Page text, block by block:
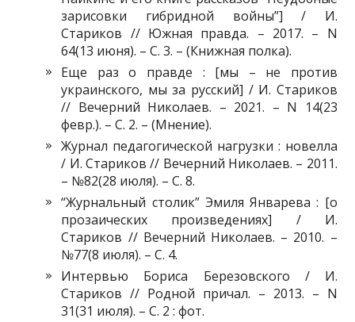
зарисовки гибридной войны”] / И.
Стариков // Южная правда. – 2017. – N
64(13 июня). – С. 3. – (Книжная полка).
Еще раз о правде : [мы – не против
украинского, мы за русский] / И. Стариков
// Вечерний Николаев. – 2021. – N 14(23
февр.). – С. 2. – (Мнение).
Журнал педагогической нагрузки : новелла
/ И. Стариков // Вечерний Николаев. – 2011.
– №82(28 июля). – С. 8.
“Журнальный столик” Эмиля Январева : [о
прозаических произведениях] / И.
Стариков // Вечерний Николаев. – 2010. –
№77(8 июля). – С. 4.
Интервью Бориса Березовского / И.
Стариков // Родной причал. – 2013. – N
31(31 июля). – С. 2 : фот.